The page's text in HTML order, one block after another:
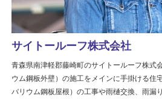
サイトールーフ株式会社
青森県南津軽郡藤崎町のサイトールーフ株式
ウム鋼板外壁）の施工をメインに手掛ける住
バリウム鋼板屋根）の工事や雨樋交換、雨漏